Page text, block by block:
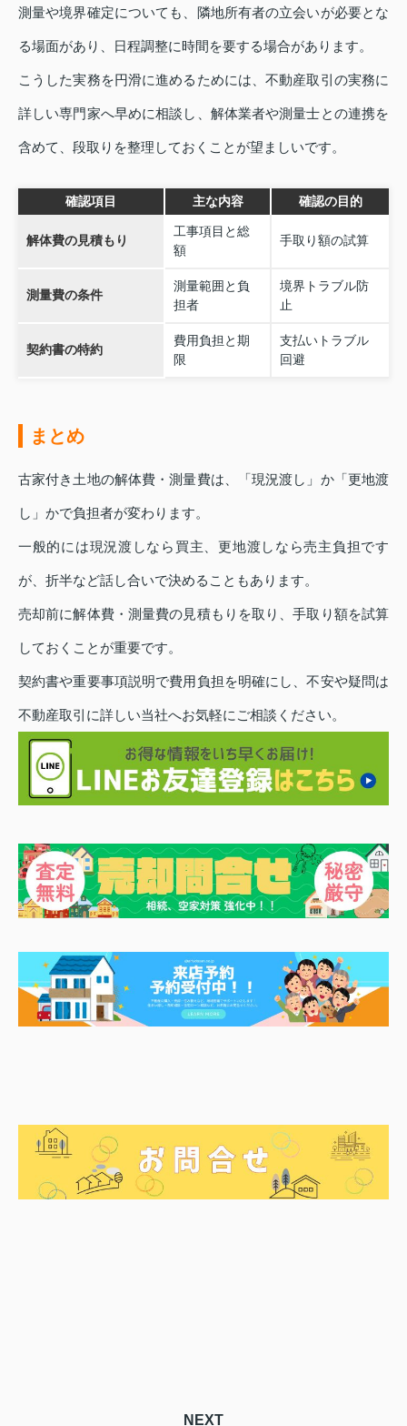
測量や境界確定についても、隣地所有者の立会いが必要とな
る場面があり、日程調整に時間を要する場合があります。
こうした実務を円滑に進めるためには、不動産取引の実務に
詳しい専門家へ早めに相談し、解体業者や測量士との連携を
含めて、段取りを整理しておくことが望ましいです。
確認項目 主な内容 確認の目的
解体費の見積もり
工事項目と総
額
手取り額の試算
測量費の条件
測量範囲と負
担者
境界トラブル防
止
契約書の特約
費用負担と期
限
支払いトラブル
回避
まとめ
古家付き土地の解体費・測量費は、「現況渡し」か「更地渡
し」かで負担者が変わります。
一般的には現況渡しなら買主、更地渡しなら売主負担です
が、折半など話し合いで決めることもあります。
売却前に解体費・測量費の見積もりを取り、手取り額を試算
しておくことが重要です。
契約書や重要事項説明で費用負担を明確にし、不安や疑問は
不動産取引に詳しい当社へお気軽にご相談ください。
NEXT